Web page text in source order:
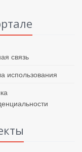
связь
использования